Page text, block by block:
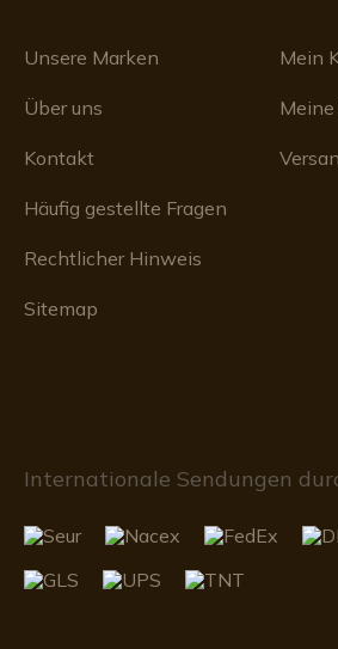
Unsere Marken
Über uns
Kontakt
Häufig gestellte Fragen
Rechtlicher Hinweis
Sitemap
Mein
Internationale Sendungen